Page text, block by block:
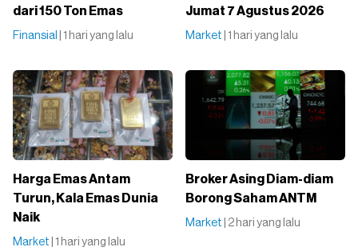
dari 150 Ton Emas
Finansial | 1 hari yang lalu
Jumat 7 Agustus 2026
Market | 1 hari yang lalu
Harga Emas Antam
Turun, Kala Emas Dunia
Naik
Market | 1 hari yang lalu
Broker Asing Diam-diam
Borong Saham ANTM
Market | 2 hari yang lalu